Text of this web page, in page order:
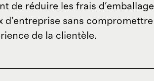
de réduire les frais
d'entreprise sans
de la clientèle.